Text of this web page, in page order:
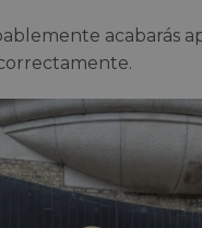
acabarás